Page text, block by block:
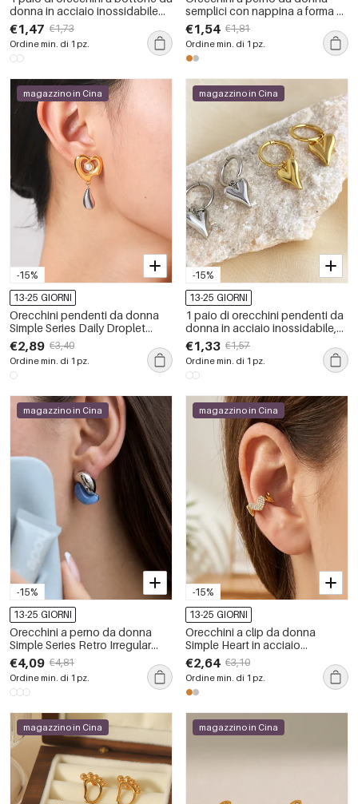
donna in acciaio inossidabile
impermeabile con cuore della
serie Simple Daily
€1,47 €1,73
Ordine min. di 1 pz.
semplici con nappina a forma di
cuore, in acciaio inossidabile
color oro impermeabile e
zirconi.
€1,54 €1,81
Ordine min. di 1 pz.
-15%
magazzino in Cina
13-25 GIORNI
Orecchini pendenti da donna
Simple Series Daily Droplet
Heart in acciaio inossidabile
color oro con perle
d&#39;acqua dolce.
€2,89 €3,40
Ordine min. di 1 pz.
-15%
magazzino in Cina
13-25 GIORNI
1 paio di orecchini pendenti da
donna in acciaio inossidabile,
impermeabili, color oro, semplici
e sottili, adatti a tutti i giorni, a
forma di cuore, serie Commute
€1,33 €1,57
Ordine min. di 1 pz.
-15%
magazzino in Cina
13-25 GIORNI
Orecchini a perno da donna
Simple Series Retro Irregular
Shape in acciaio inossidabile,
impermeabili, color oro.
€4,09 €4,81
Ordine min. di 1 pz.
-15%
magazzino in Cina
13-25 GIORNI
Orecchini a clip da donna
Simple Heart in acciaio
inossidabile, impermeabili, color
oro, con strass.
€2,64 €3,10
Ordine min. di 1 pz.
magazzino in Cina magazzino in Cina